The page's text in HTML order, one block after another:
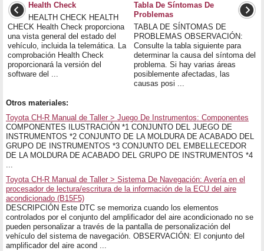
Health Check
HEALTH CHECK HEALTH
CHECK Health Check proporciona
una vista general del estado del
vehículo, incluida la telemática. La
comprobación Health Check
proporcionará la versión del
software del ...
Tabla De Síntomas De
Problemas
TABLA DE SÍNTOMAS DE
PROBLEMAS OBSERVACIÓN:
Consulte la tabla siguiente para
determinar la causa del síntoma del
problema. Si hay varias áreas
posiblemente afectadas, las
causas posi ...
Otros materiales:
Toyota CH-R Manual de Taller > Juego De Instrumentos: Componentes
COMPONENTES ILUSTRACIÓN *1 CONJUNTO DEL JUEGO DE
INSTRUMENTOS *2 CONJUNTO DE LA MOLDURA DE ACABADO DEL
GRUPO DE INSTRUMENTOS *3 CONJUNTO DEL EMBELLECEDOR
DE LA MOLDURA DE ACABADO DEL GRUPO DE INSTRUMENTOS *4
...
Toyota CH-R Manual de Taller > Sistema De Navegación: Avería en el
procesador de lectura/escritura de la información de la ECU del aire
acondicionado (B15F5)
DESCRIPCIÓN Este DTC se memoriza cuando los elementos
controlados por el conjunto del amplificador del aire acondicionado no se
pueden personalizar a través de la pantalla de personalización del
vehículo del sistema de navegación. OBSERVACIÓN: El conjunto del
amplificador del aire acond ...